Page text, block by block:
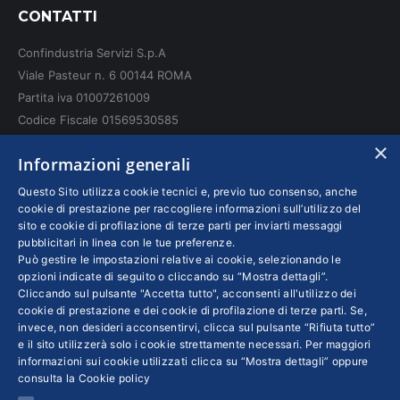
opens
new
window
opens
in
new
window
opens
in
window
CONTATTI
Confindustria Servizi S.p.A
Viale Pasteur n. 6 00144 ROMA
Partita iva 01007261009
Codice Fiscale 01569530585
INFO LEGALI
Colophon editoriali
Disclaimer
Privacy
Coordinate Bancarie
×
Informazioni generali
Questo Sito utilizza cookie tecnici e, previo tuo consenso, anche
cookie di prestazione per raccogliere informazioni sull’utilizzo del
sito e cookie di profilazione di terze parti per inviarti messaggi
pubblicitari in linea con le tue preferenze.
Può gestire le impostazioni relative ai cookie, selezionando le
opzioni indicate di seguito o cliccando su “Mostra dettagli”.
Cliccando sul pulsante "Accetta tutto", acconsenti all'utilizzo dei
cookie di prestazione e dei cookie di profilazione di terze parti. Se,
invece, non desideri acconsentirvi, clicca sul pulsante “Rifiuta tutto”
e il sito utilizzerà solo i cookie strettamente necessari. Per maggiori
informazioni sui cookie utilizzati clicca su “Mostra dettagli” oppure
consulta la Cookie policy